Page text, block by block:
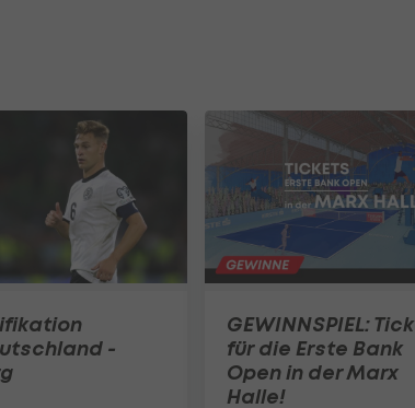
-
GEWINNSPIEL:
für die Erste Bank
Open in der Marx
Halle!